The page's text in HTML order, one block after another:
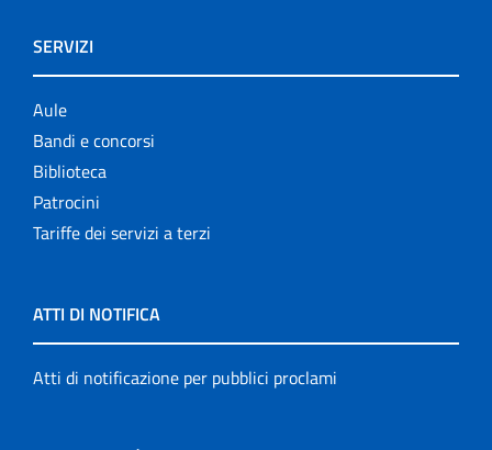
SERVIZI
Aule
Bandi e concorsi
Biblioteca
Patrocini
Tariffe dei servizi a terzi
ATTI DI NOTIFICA
Atti di notificazione per pubblici proclami